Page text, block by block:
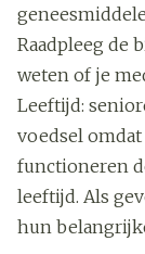
Raadpleeg de
weten of je
Leeftijd:
voedsel
functioneren
leeftijd. Als
hun